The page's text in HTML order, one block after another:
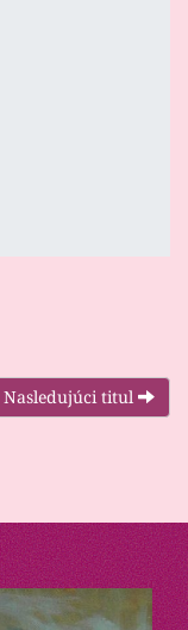
Nasledujúci titul